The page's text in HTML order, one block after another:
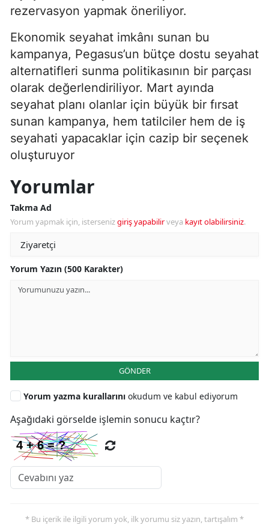
rezervasyon yapmak öneriliyor.
Ekonomik seyahat imkânı sunan bu
kampanya, Pegasus’un bütçe dostu seyahat
alternatifleri sunma politikasının bir parçası
olarak değerlendiriliyor. Mart ayında
seyahat planı olanlar için büyük bir fırsat
sunan kampanya, hem tatilciler hem de iş
seyahati yapacaklar için cazip bir seçenek
oluşturuyor
Yorumlar
Takma Ad
Yorum yapmak için, istersenizgiriş yapabilirveya kayıt olabilirsiniz.
Yorum Yazın (500 Karakter)
GÖNDER
Yorum yazma kurallarını okudum ve kabul ediyorum
Aşağıdaki görselde işlemin sonucu kaçtır?
* Bu içerik ile ilgili yorum yok, ilk yorumu siz yazın, tartışalım *